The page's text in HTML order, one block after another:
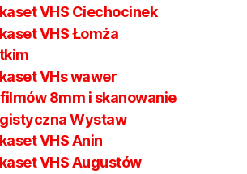
VHS Ciechocinek
VHS Łomża
VHs wawer
8mm i skanowanie
Wystaw
VHS Anin
VHS Augustów